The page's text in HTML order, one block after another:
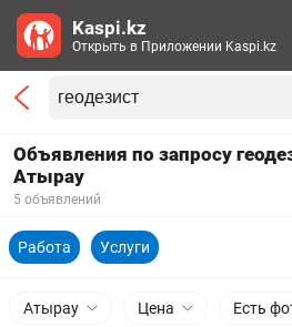
Объявления по запросу
Атырау
5 объявлений
Работа Услуги
Атырау Цена Есть
Kaspi.kz
Открыть в Приложении Kaspi.kz